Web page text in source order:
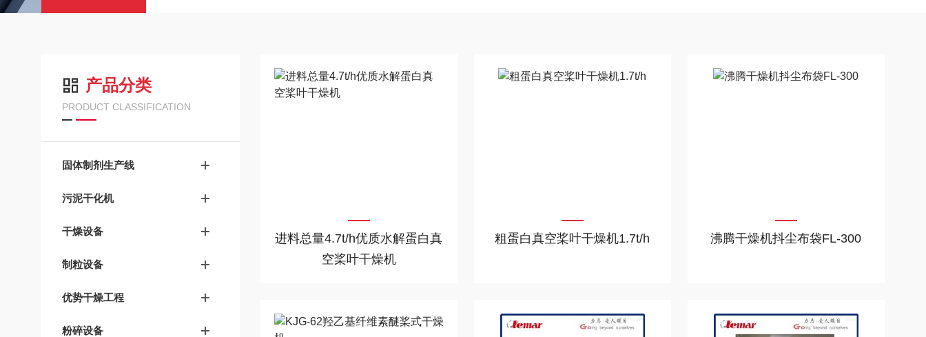
产品分类
PRODUCT CLASSIFICATION
固体制剂生产线
污泥干化机
干燥设备
制粒设备
优势干燥工程
粉碎设备
进料总量4.7t/h优质水解蛋白真
空桨叶干燥机
粗蛋白真空桨叶干燥机1.7t/h 沸腾干燥机抖尘布袋FL-300